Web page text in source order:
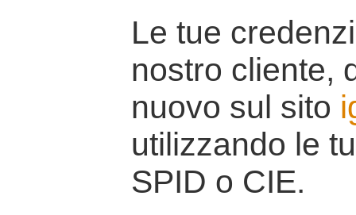
Le tue
nostro cliente,
nuovo sul sito
utilizzando le
SPID o CIE.